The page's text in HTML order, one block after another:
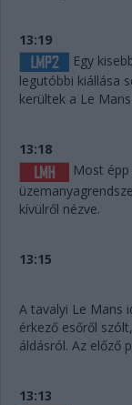
13:19
Egy
legutóbbi kiállása
kerültek a Le
13:18
Most
kívülről nézve.
13:15
A tavalyi Le Mans
érkező esőről
áldásról. Az előző
13:13